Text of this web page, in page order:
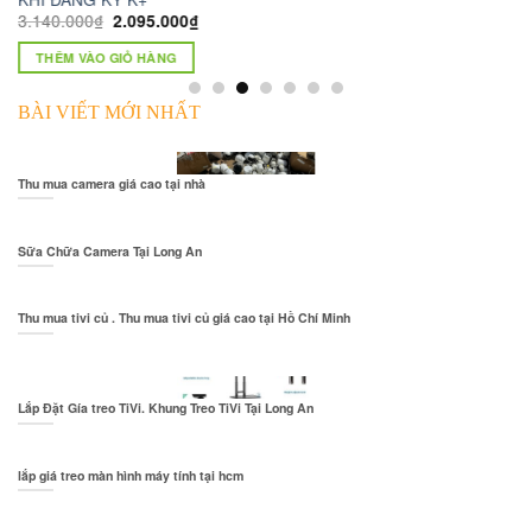
₫
BÀI VIẾT MỚI NHẤT
Thu mua camera giá cao tại nhà
Sữa Chữa Camera Tại Long An
Thu mua tivi củ . Thu mua tivi củ giá cao tại Hồ Chí Minh
Lắp Đặt Gía treo TiVi. Khung Treo TiVi Tại Long An
lắp giá treo màn hình máy tính tại hcm